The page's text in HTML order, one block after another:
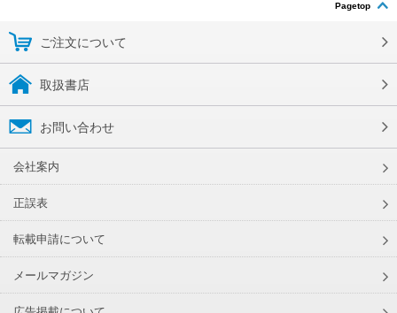
Pagetop
ご注文について
取扱書店
お問い合わせ
会社案内
正誤表
転載申請について
メールマガジン